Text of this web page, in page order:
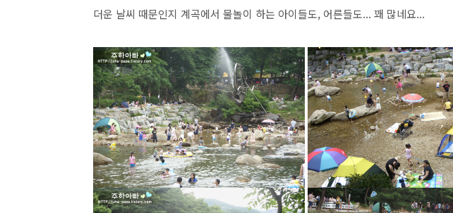
더운 날씨 때문인지 계곡에서 물놀이 하는 아이들도, 어른들도... 꽤 많네요...